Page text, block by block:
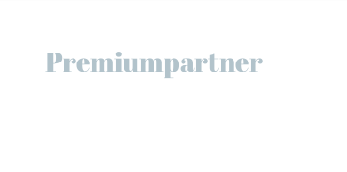
Premiumpartner